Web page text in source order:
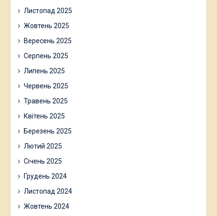
Листопад 2025
Жовтень 2025
Вересень 2025
Серпень 2025
Липень 2025
Червень 2025
Травень 2025
Квітень 2025
Березень 2025
Лютий 2025
Січень 2025
Грудень 2024
Листопад 2024
Жовтень 2024